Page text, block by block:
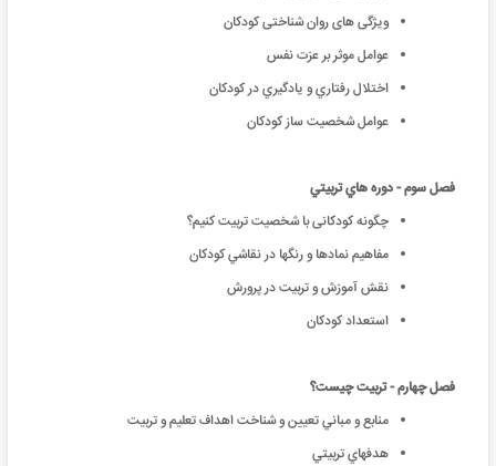
ویژگی های روان شناختی کودکان
عوامل موثر بر عزت نفس
اختلال رفتاري و يادگيري در كودكان
عوامل شخصيت ساز كودكان
فصل سوم - دوره هاي تربيتي
چگونه کودکانی با شخصيت تربيت کنيم؟
مفاهيم نمادها و رنگها در نقاشي كودكان
نقش آموزش و تربیت در پرورش
استعداد کودکان
فصل چهارم - تربیت چیست؟
منابع و مباني تعيين و شناخت اهداف تعليم و تربيت
هدفهاي تربيتي